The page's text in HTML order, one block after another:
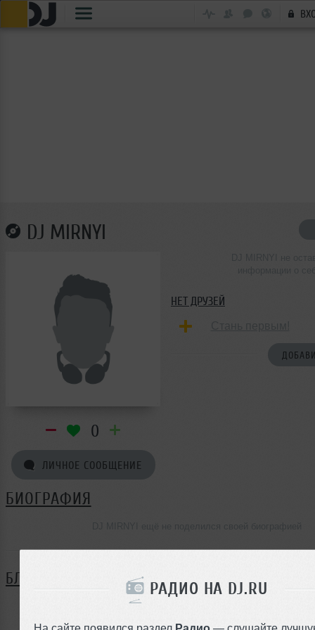
РАДИО НА DJ.RU
На сайте появился раздел Радио — слушайте
DJ MIRNYI
0
ЛИЧНОЕ СООБЩЕНИЕ
НЕТ ДРУЗЕЙ
БИОГРАФИЯ
БЛОГ